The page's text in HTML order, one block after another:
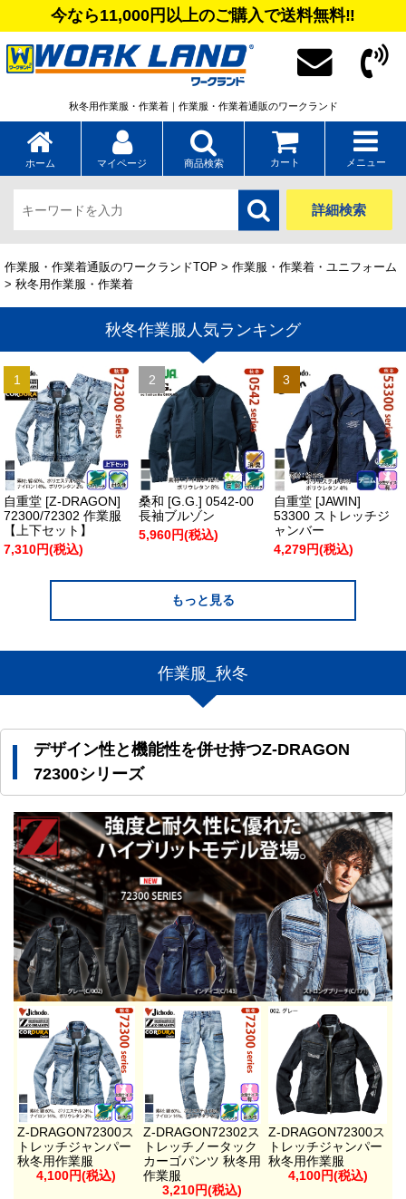
今なら11,000円以上のご購入で送料無料‼
秋冬用作業服・作業着｜作業服・作業着通販のワークランド
ホーム マイページ 商品検索 カート メニュー
詳細検索
作業服・作業着通販のワークランドTOP > 作業服・作業着・ユニフォーム
> 秋冬用作業服・作業着
秋冬作業服人気ランキング
自重堂 [Z-DRAGON]
72300/72302 作業服
【上下セット】
7,310円(税込)
桑和 [G.G.] 0542-00
長袖ブルゾン
5,960円(税込)
自重堂 [JAWIN]
53300 ストレッチジ
ャンバー
4,279円(税込)
もっと見る
作業服_秋冬
デザイン性と機能性を併せ持つZ-DRAGON
72300シリーズ
Z-DRAGON72300ス
トレッチジャンパー
秋冬用作業服
4,100円(税込)
Z-DRAGON72302ス
トレッチノータック
カーゴパンツ 秋冬用
作業服
3,210円(税込)
Z-DRAGON72300ス
トレッチジャンパー
秋冬用作業服
4,100円(税込)